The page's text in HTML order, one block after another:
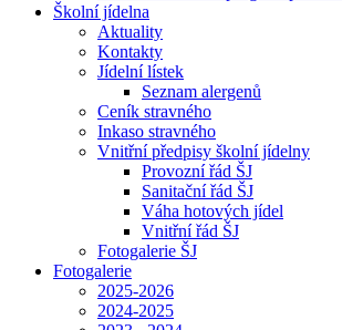
Školní jídelna
Aktuality
Kontakty
Jídelní lístek
Seznam alergenů
Ceník stravného
Inkaso stravného
Vnitřní předpisy školní jídelny
Provozní řád ŠJ
Sanitační řád ŠJ
Váha hotových jídel
Vnitřní řád ŠJ
Fotogalerie ŠJ
Fotogalerie
2025-2026
2024-2025